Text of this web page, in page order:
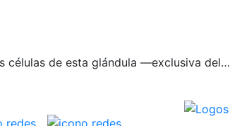
células de esta glándula —exclusiva del…